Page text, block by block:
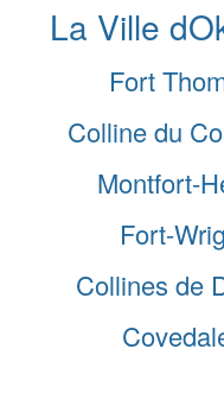
La Ville
Fort
Colline du
Montfort-
Fort-
Collines de